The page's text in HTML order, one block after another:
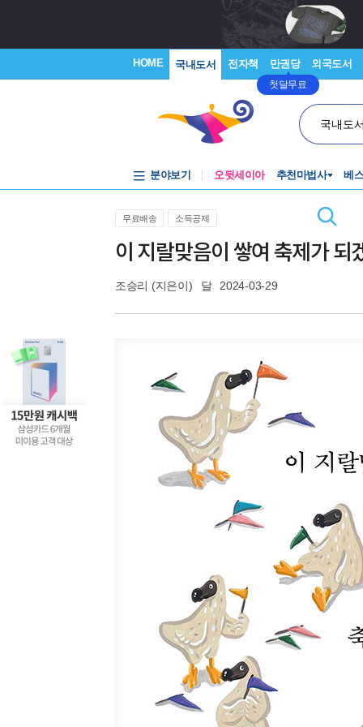
HOME 국내도서 전자책 만권당
첫달무료
외국도서
국내도
분야보기 오뒷세이아 추천마법사 베
무료배송 소득공제
이 지랄맞음이 쌓여 축제가 되
조승리 (지은이) 달 2024-03-29